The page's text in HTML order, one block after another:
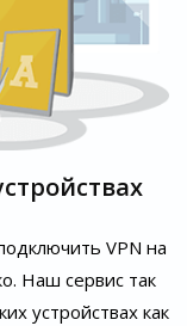
VPN на
Наш сервис так
устройствах как